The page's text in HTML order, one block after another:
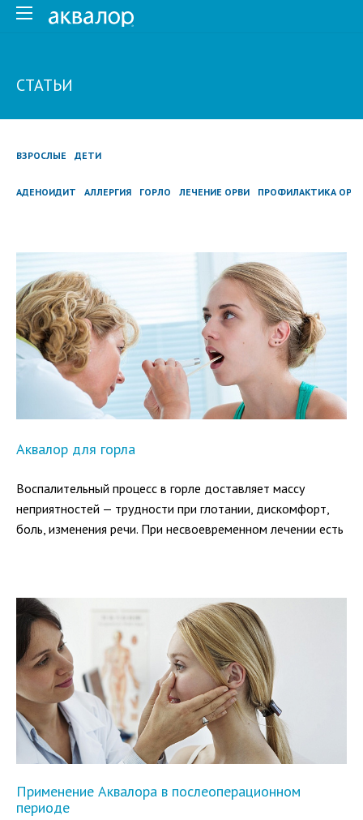
СТАТЬИ
ВЗРОСЛЫЕ ДЕТИ
АДЕНОИДИТ АЛЛЕРГИЯ ГОРЛО ЛЕЧЕНИЕ ОРВИ ПРОФИЛАКТИКА ОРВИ
Аквалор для горла
Воспалительный процесс в горле доставляет массу
неприятностей — трудности при глотании, дискомфорт,
боль, изменения речи. При несвоевременном лечении есть
Применение Аквалора в послеоперационном
периоде